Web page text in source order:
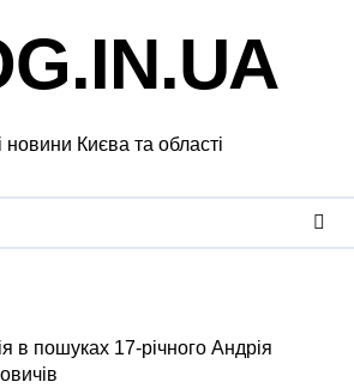
новини Києва та області
в пошуках 17-річного Андрія